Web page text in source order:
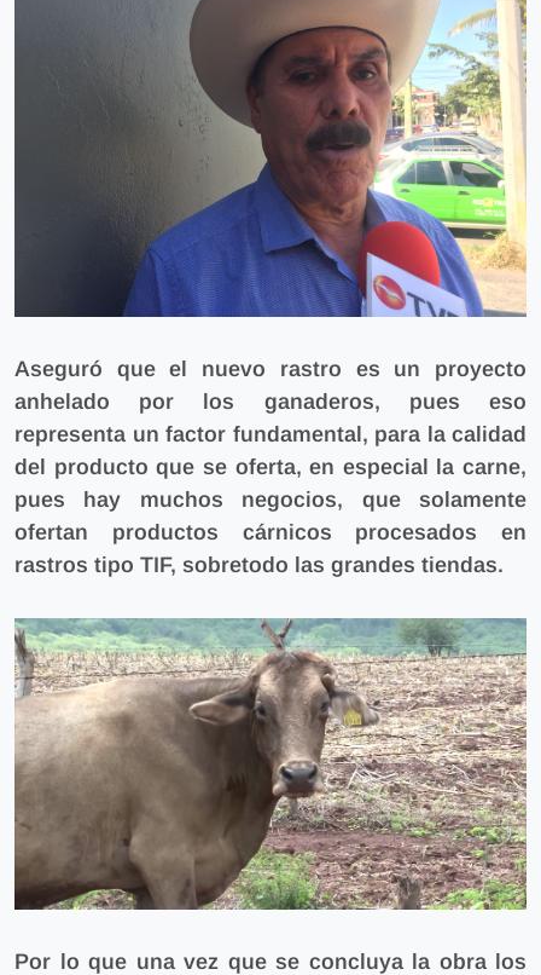
Aseguró que el nuevo rastro es un proyecto
anhelado por los ganaderos, pues eso
representa un factor fundamental, para la calidad
del producto que se oferta, en especial la carne,
pues hay muchos negocios, que solamente
ofertan productos cárnicos procesados en
rastros tipo TIF, sobretodo las grandes tiendas.
Por lo que una vez quese concluya la obra los